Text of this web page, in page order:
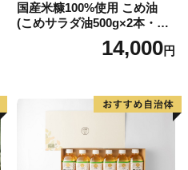
国産米糠100%使用 こめ油
(こめサラダ油500g×2本・こ
め胚芽油500g×3本)セット [1
14,000円